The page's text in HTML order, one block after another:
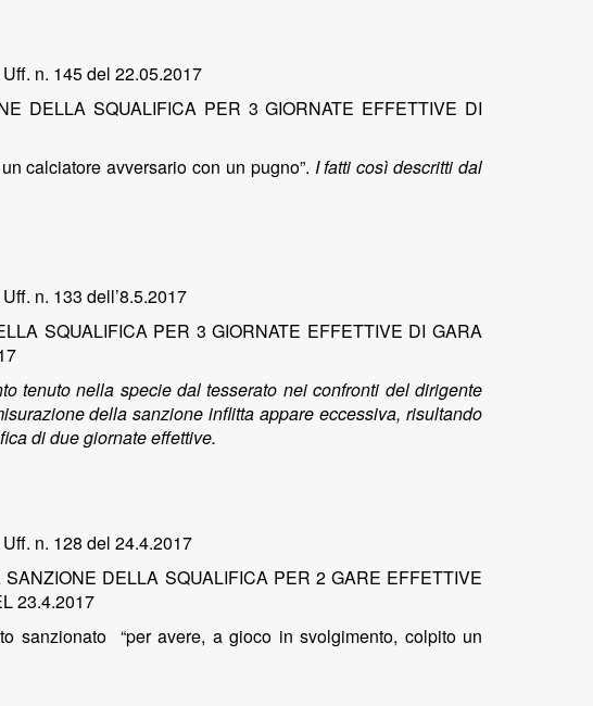
n. 145 del 22.05.2017
DELLA SQUALIFICA PER 3 GIORNATE EFFETTIVE DI
calciatore avversario con un pugno”. I fatti così descritti dal
n. 133 dell’8.5.2017
SQUALIFICA PER 3 GIORNATE EFFETTIVE DI GARA
tenuto nella specie dal tesserato nei confronti del dirigente
della sanzione inflitta appare eccessiva, risultando
di due giornate effettive.
n. 128 del 24.4.2017
DELLA SQUALIFICA PER 2 GARE EFFETTIVE
23.4.2017
sanzionato “per avere, a gioco in svolgimento, colpito un